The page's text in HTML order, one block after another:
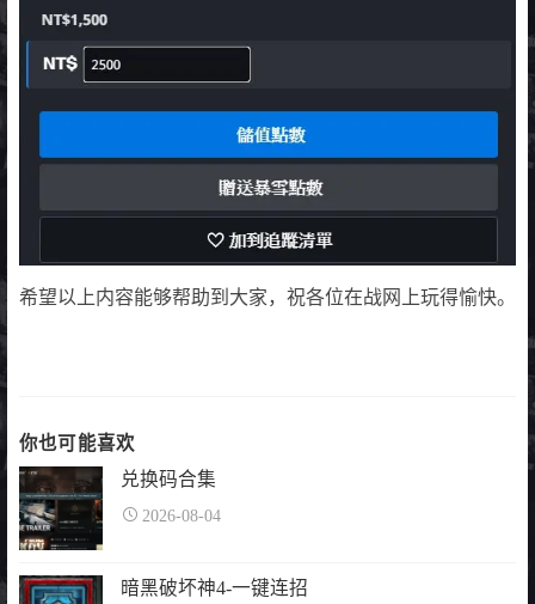
希望以上内容能够帮助到大家，祝各位在战网上玩得愉快。
你也可能喜欢
兑换码合集
2026-08-04
暗黑破坏神4-一键连招